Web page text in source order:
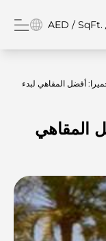
AED / SqFt.
أفضل المقاهي لبدء
المقاهي